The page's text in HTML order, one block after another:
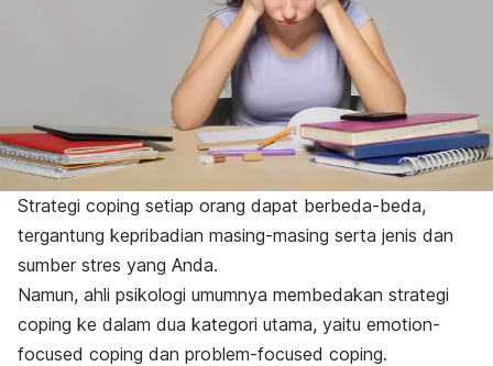
Strategi coping setiap orang dapat berbeda-beda,
tergantung kepribadian masing-masing serta jenis dan
sumber stres yang Anda.
Namun, ahli psikologi umumnya membedakan strategi
coping ke dalam dua kategori utama, yaitu emotion-
focused coping dan problem-focused coping.